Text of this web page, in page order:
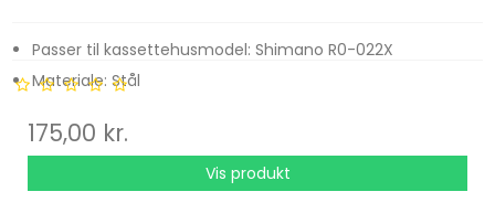
Passer til kassettehusmodel: Shimano R0-022X
Materiale: Stål
175,00 kr.
Vis produkt